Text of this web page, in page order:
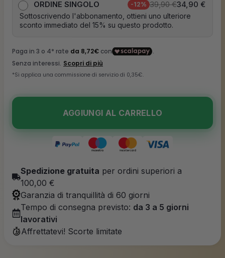
ORDINE SINGOLO -12% 39,90 €34,90 €
Sottoscrivendo l'abbonamento, ottieni uno ulteriore
sconto immediato del 15% su questo prodotto.
AGGIUNGI AL CARRELLO
Spedizione gratuita per ordini superiori a
100,00 €
Garanzia di tranquillità di 60 giorni
Tempo di consegna previsto: da 3 a 5 giorni
lavorativi
Affrettatevi! Scorte limitate